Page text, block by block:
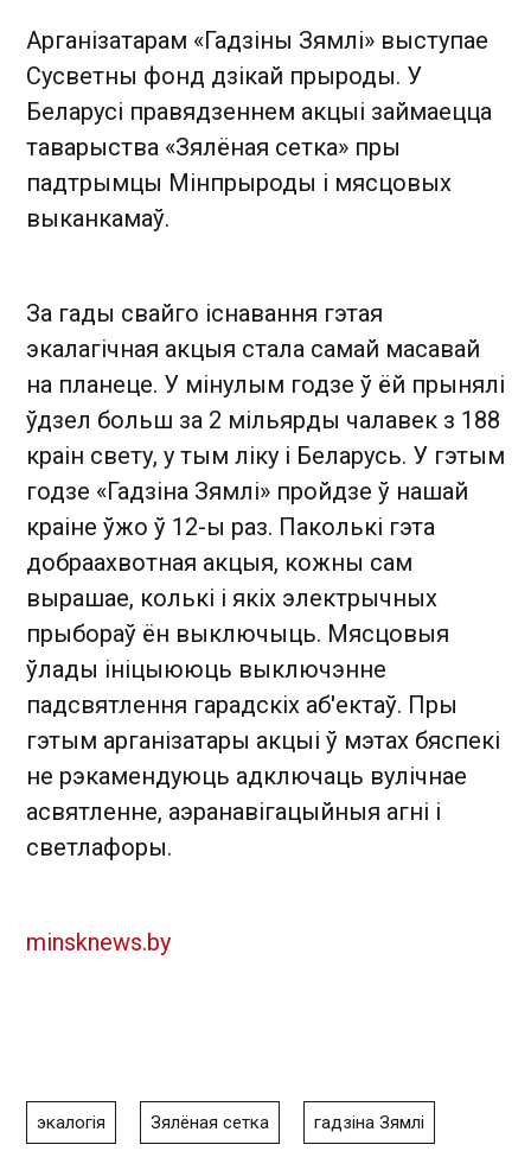
Арганізатарам «Гадзіны Зямлі» выступае
Сусветны фонд дзікай прыроды. У
Беларусі правядзеннем акцыі займаецца
таварыства «Зялёная сетка» пры
падтрымцы Мінпрыроды і мясцовых
выканкамаў.
За гады свайго існавання гэтая
экалагічная акцыя стала самай масавай
на планеце. У мінулым годзе ў ёй прынялі
ўдзел больш за 2 мільярды чалавек з 188
краін свету, у тым ліку і Беларусь. У гэтым
годзе «Гадзіна Зямлі» пройдзе ў нашай
краіне ўжо ў 12-ы раз. Паколькі гэта
добраахвотная акцыя, кожны сам
вырашае, колькі і якіх электрычных
прыбораў ён выключыць. Мясцовыя
ўлады ініцыююць выключэнне
падсвятлення гарадскіх аб'ектаў. Пры
гэтым арганізатары акцыі ў мэтах бяспекі
не рэкамендуюць адключаць вулічнае
асвятленне, аэранавігацыйныя агні і
светлафоры.
minsknews.by
экалогія Зялёная сетка гадзіна Зямлі